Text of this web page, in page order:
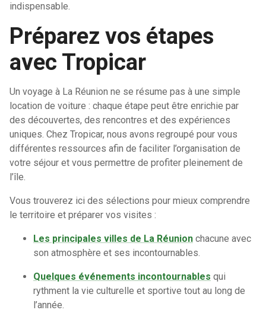
indispensable.
Préparez vos étapes
avec Tropicar
Un voyage à La Réunion ne se résume pas à une simple
location de voiture : chaque étape peut être enrichie par
des découvertes, des rencontres et des expériences
uniques. Chez Tropicar, nous avons regroupé pour vous
différentes ressources afin de faciliter l’organisation de
votre séjour et vous permettre de profiter pleinement de
l’île.
Vous trouverez ici des sélections pour mieux comprendre
le territoire et préparer vos visites :
Les principales villes de La Réunion chacune avec
son atmosphère et ses incontournables.
Quelques événements incontournables qui
rythment la vie culturelle et sportive tout au long de
l’année.